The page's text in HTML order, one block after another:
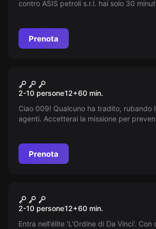
contro ASIS petroli s.r.l. hai solo 30
Prenota
Spy Mission
2-10 persone12+60 min.
Ciao 009! Qualcuno ha tradito, rubando
agenti. Accetterai la missione per
Prenota
Il Segreto di Da Vinci
2-10 persone12+60 min.
Entra nell'élite 'L'Ordine di Da Vinci'. Con